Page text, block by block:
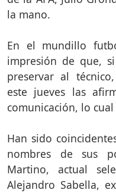
la mano.
En el mundillo
impresión de que,
preservar al
este jueves las
comunicación, lo
Han sido
nombres de sus
Martino, actual
Alejandro Sabella,